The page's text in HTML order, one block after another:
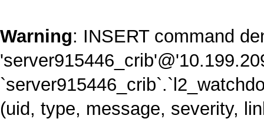
Warning: INSERT command
(uid, type, message, severity,